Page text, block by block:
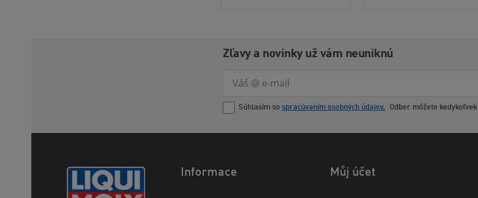
Zľavy a novinky už vám neuniknú
Súhlasím so spracúvaním osobných údajov. Odber môžete kedykoľvek
Informace Můj účet